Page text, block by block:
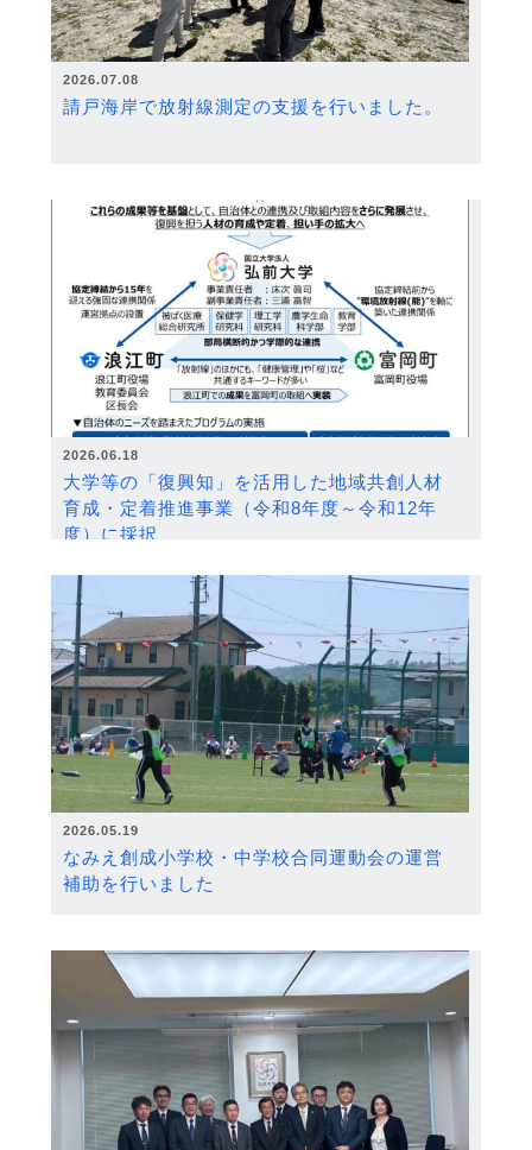
2026.07.08
請戸海岸で放射線測定の支援を行いました。
2026.06.18
大学等の「復興知」を活用した地域共創人材
育成・定着推進事業（令和8年度～令和12年
度）に採択
2026.05.19
なみえ創成小学校・中学校合同運動会の運営
補助を行いました